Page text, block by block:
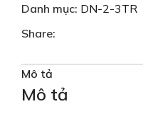
Danh mục: DN-2-3TR
Share:
Mô tả
Mô tả